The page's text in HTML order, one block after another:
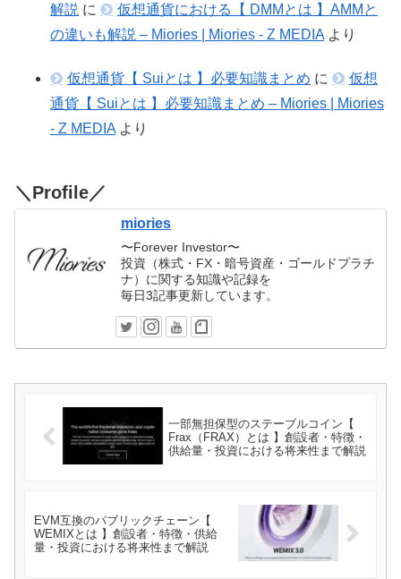
解説 に
仮想通貨における【 DMMとは 】AMMと
の違いも解説 – Miories | Miories - Z MEDIA より
仮想通貨【 Suiとは 】必要知識まとめ に
仮想
通貨【 Suiとは 】必要知識まとめ – Miories | Miories
- Z MEDIA より
＼Profile／
miories
〜Forever Investor〜
投資（株式・FX・暗号資産・ゴールドプラチ
ナ）に関する知識や記録を
毎日3記事更新しています。
一部無担保型のステーブルコイン【
Frax（FRAX）とは 】創設者・特徴・
供給量・投資における将来性まで解説
EVM互換のパブリックチェーン【
WEMIXとは 】創設者・特徴・供給
量・投資における将来性まで解説